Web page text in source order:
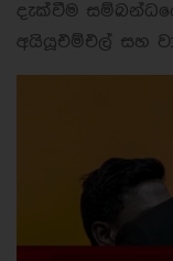
දැක්වීම
අයියූඑම්එල් සහ